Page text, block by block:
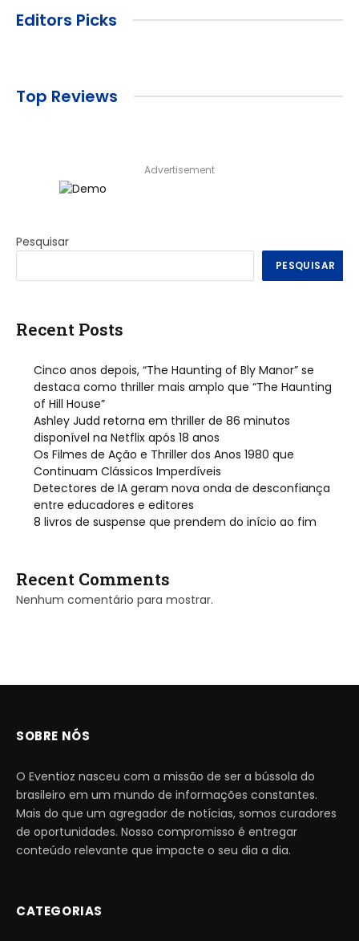
Editors Picks
Top Reviews
Advertisement
Pesquisar
PESQUISAR
Recent Posts
Cinco anos depois, “The Haunting of Bly Manor” se
destaca como thriller mais amplo que “The Haunting
of Hill House”
Ashley Judd retorna em thriller de 86 minutos
disponível na Netflix após 18 anos
Os Filmes de Ação e Thriller dos Anos 1980 que
Continuam Clássicos Imperdíveis
Detectores de IA geram nova onda de desconfiança
entre educadores e editores
8 livros de suspense que prendem do início ao fim
Recent Comments
Nenhum comentário para mostrar.
SOBRE NÓS
O Eventioz nasceu com a missão de ser a bússola do
brasileiro em um mundo de informações constantes.
Mais do que um agregador de notícias, somos curadores
de oportunidades. Nosso compromisso é entregar
conteúdo relevante que impacte o seu dia a dia.
CATEGORIAS